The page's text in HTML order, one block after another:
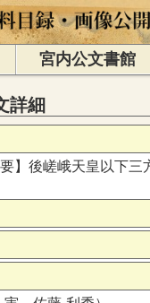
宮内公文書館
詳細
要】後嵯峨天皇以下